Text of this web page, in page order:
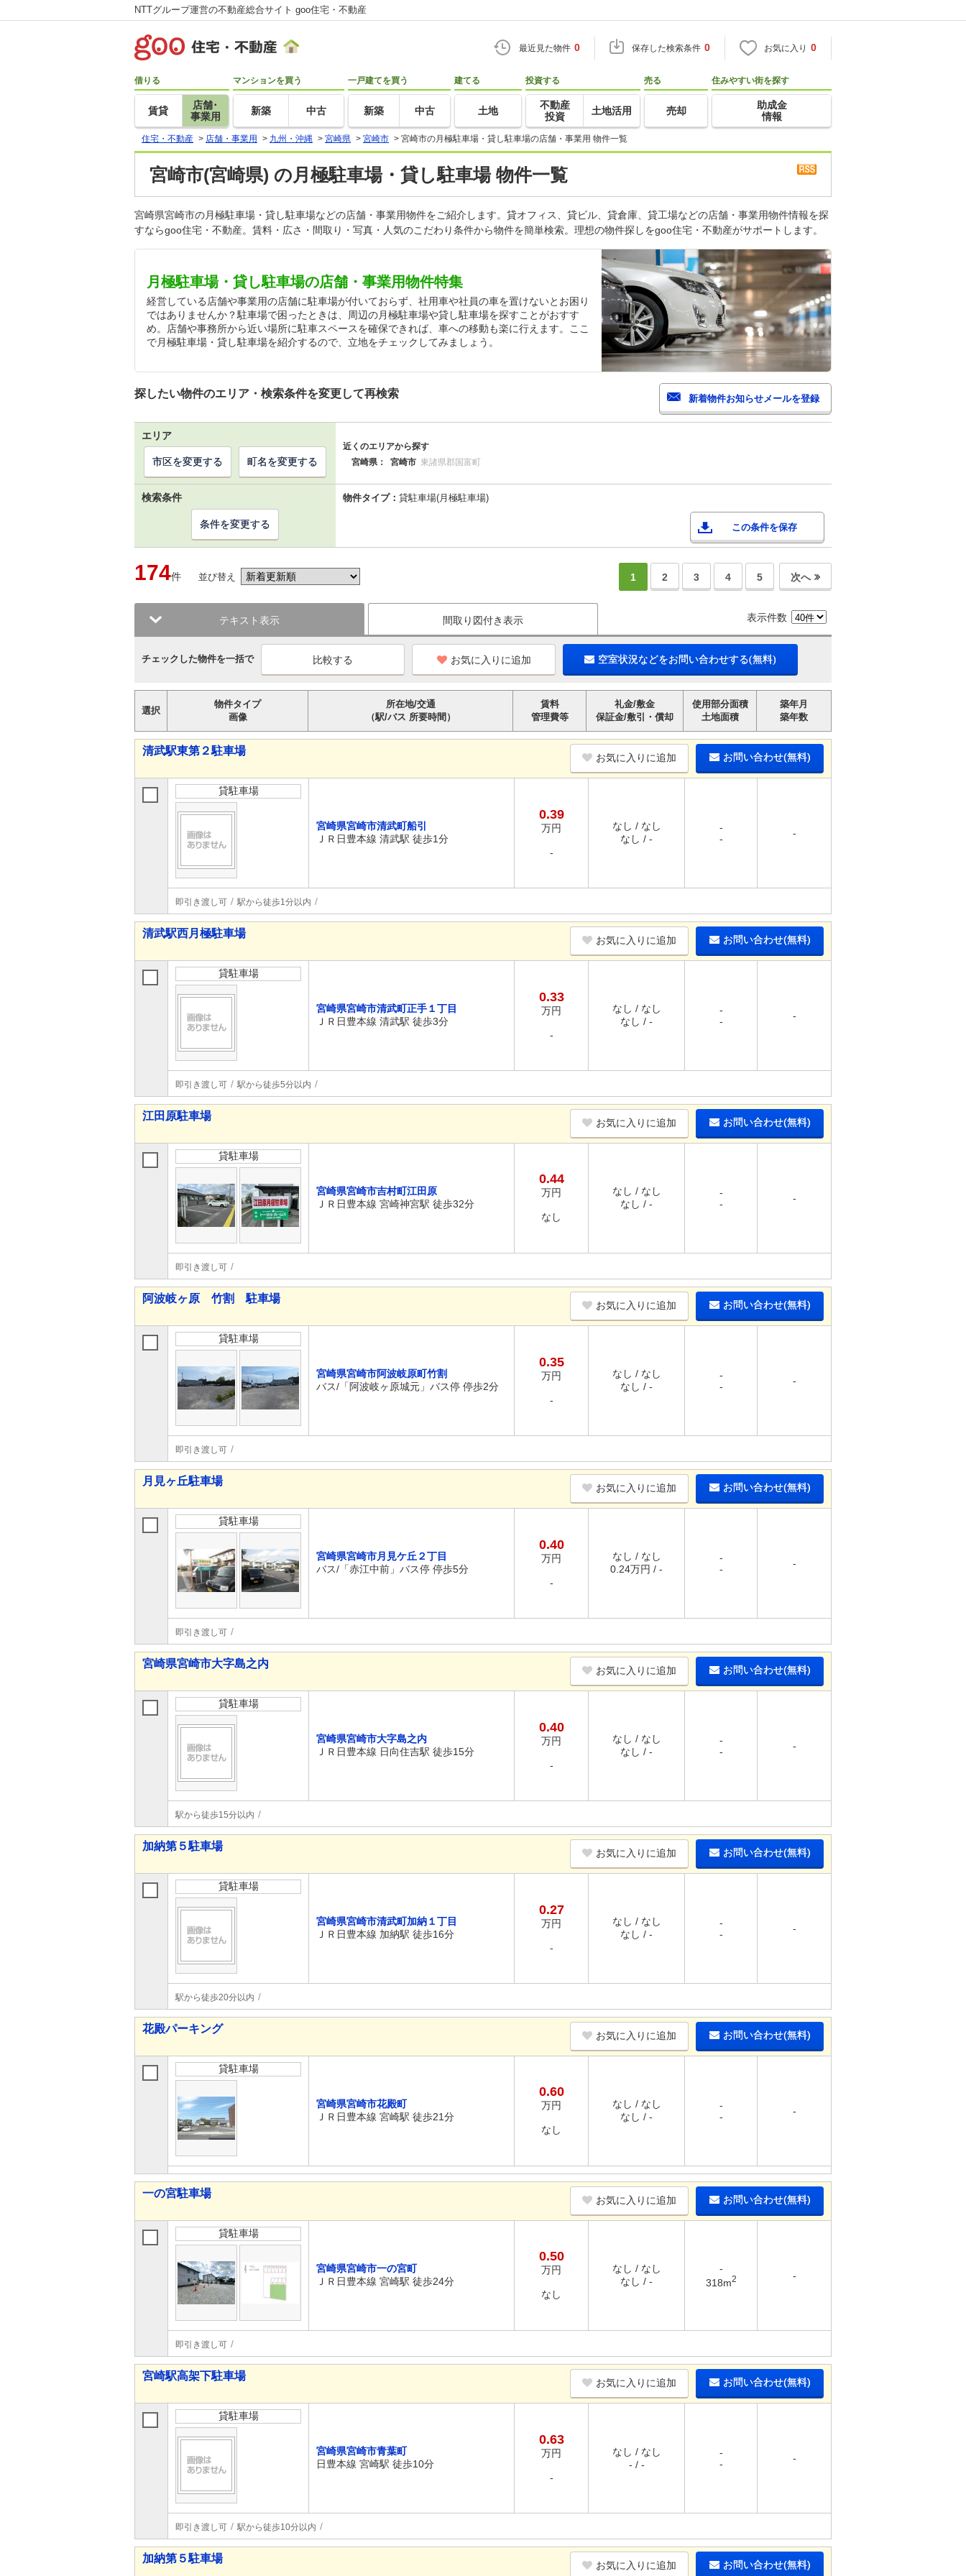
NTTグループ運営の不動産総合サイト goo住宅・不動産
最近見た物件 0 保存した検索条件 0 お気に入り 0
借りる
賃貸
店舗･
事業用
マンションを買う
新築 中古
一戸建てを買う
新築 中古
建てる
土地
投資する
不動産
投資
土地活用
売る
売却
住みやすい街を探す
助成金
情報
住宅・不動産 > 店舗・事業用 > 九州・沖縄 > 宮崎県 > 宮崎市 > 宮崎市の月極駐車場・貸し駐車場の店舗・事業用 物件一覧
宮崎市(宮崎県) の月極駐車場・貸し駐車場 物件一覧
宮崎県宮崎市の月極駐車場・貸し駐車場などの店舗・事業用物件をご紹介します。貸オフィス、貸ビル、貸倉庫、貸工場などの店舗・事業用物件情報を探
すならgoo住宅・不動産。賃料・広さ・間取り・写真・人気のこだわり条件から物件を簡単検索。理想の物件探しをgoo住宅・不動産がサポートします。
月極駐車場・貸し駐車場の店舗・事業用物件特集
経営している店舗や事業用の店舗に駐車場が付いておらず、社用車や社員の車を置けないとお困り
ではありませんか？駐車場で困ったときは、周辺の月極駐車場や貸し駐車場を探すことがおすす
め。店舗や事務所から近い場所に駐車スペースを確保できれば、車への移動も楽に行えます。ここ
で月極駐車場・貸し駐車場を紹介するので、立地をチェックしてみましょう。
探したい物件のエリア・検索条件を変更して再検索
エリア
近くのエリアから探す
宮崎県：
宮崎市 東諸県郡国富町
市区を変更する 町名を変更する
検索条件 物件タイプ： 貸駐車場(月極駐車場)
この条件を保存
条件を変更する
174件 並び替え 1 2 3 4 5 次へ
テキスト表示 間取り図付き表示 表示件数
チェックした物件を一括で お気に入りに追加 空室状況などをお問い合わせする(無料)
選択
物件タイプ
画像
所在地/交通
（駅/バス 所要時間）
賃料
管理費等
礼金/敷金
保証金/敷引・償却
使用部分面積
土地面積
築年月
築年数
清武駅東第２駐車場
お気に入りに追加 お問い合わせ(無料)
貸駐車場
宮崎県宮崎市清武町船引
ＪＲ日豊本線 清武駅 徒歩1分
0.39
万円
-
なし / なし
なし / -
-
-
-
即引き渡し可 駅から徒歩1分以内
清武駅西月極駐車場
お気に入りに追加 お問い合わせ(無料)
貸駐車場
宮崎県宮崎市清武町正手１丁目
ＪＲ日豊本線 清武駅 徒歩3分
0.33
万円
-
なし / なし
なし / -
-
-
-
即引き渡し可 駅から徒歩5分以内
江田原駐車場
お気に入りに追加 お問い合わせ(無料)
貸駐車場
宮崎県宮崎市吉村町江田原
ＪＲ日豊本線 宮崎神宮駅 徒歩32分
0.44
万円
なし
なし / なし
なし / -
-
-
-
即引き渡し可
阿波岐ヶ原 竹割 駐車場
お気に入りに追加 お問い合わせ(無料)
貸駐車場
宮崎県宮崎市阿波岐原町竹割
バス/「阿波岐ヶ原城元」バス停 停歩2分
0.35
万円
-
なし / なし
なし / -
-
-
-
即引き渡し可
月見ヶ丘駐車場
お気に入りに追加 お問い合わせ(無料)
貸駐車場
宮崎県宮崎市月見ケ丘２丁目
バス/「赤江中前」バス停 停歩5分
0.40
万円
-
なし / なし
0.24万円 / -
-
-
-
即引き渡し可
宮崎県宮崎市大字島之内
お気に入りに追加 お問い合わせ(無料)
貸駐車場
宮崎県宮崎市大字島之内
ＪＲ日豊本線 日向住吉駅 徒歩15分
0.40
万円
-
なし / なし
なし / -
-
-
-
駅から徒歩15分以内
加納第５駐車場
お気に入りに追加 お問い合わせ(無料)
貸駐車場
宮崎県宮崎市清武町加納１丁目
ＪＲ日豊本線 加納駅 徒歩16分
0.27
万円
-
なし / なし
なし / -
-
-
-
駅から徒歩20分以内
花殿パーキング
お気に入りに追加 お問い合わせ(無料)
貸駐車場
宮崎県宮崎市花殿町
ＪＲ日豊本線 宮崎駅 徒歩21分
0.60
万円
なし
なし / なし
なし / -
-
-
-
一の宮駐車場
お気に入りに追加 お問い合わせ(無料)
貸駐車場
宮崎県宮崎市一の宮町
ＪＲ日豊本線 宮崎駅 徒歩24分
0.50
万円
なし
なし / なし
なし / -
-
318m2 -
即引き渡し可
宮崎駅高架下駐車場
お気に入りに追加 お問い合わせ(無料)
貸駐車場
宮崎県宮崎市青葉町
日豊本線 宮崎駅 徒歩10分
0.63
万円
-
なし / なし
- / -
-
-
-
即引き渡し可 駅から徒歩10分以内
加納第５駐車場
お気に入りに追加 お問い合わせ(無料)